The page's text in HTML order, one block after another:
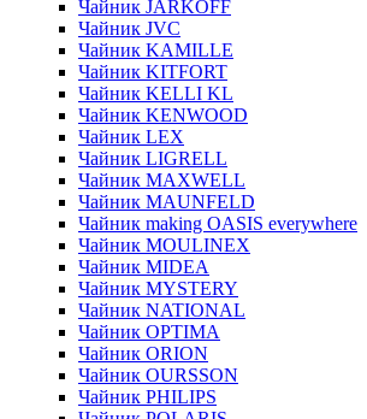
Чайник JARKOFF
Чайник JVC
Чайник KAMILLE
Чайник KITFORT
Чайник KELLI KL
Чайник KENWOOD
Чайник LEX
Чайник LIGRELL
Чайник MAXWELL
Чайник MAUNFELD
Чайник making OASIS everywhere
Чайник MOULINEX
Чайник MIDEA
Чайник MYSTERY
Чайник NATIONAL
Чайник OPTIMA
Чайник ORION
Чайник OURSSON
Чайник PHILIPS